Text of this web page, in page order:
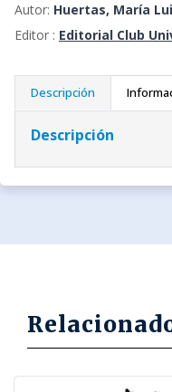
Autor: Huertas, María
Editor : Editorial Club
Descripción
Descripción